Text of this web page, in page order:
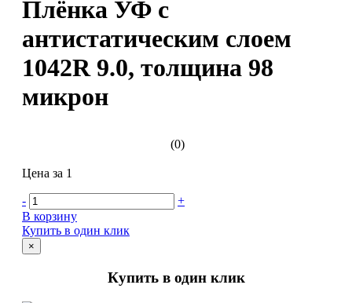
Плёнка УФ с
антистатическим слоем
1042R 9.0, толщина 98
микрон
(0)
Цена за 1
-
+
В корзину
Купить в один клик
×
Купить в один клик